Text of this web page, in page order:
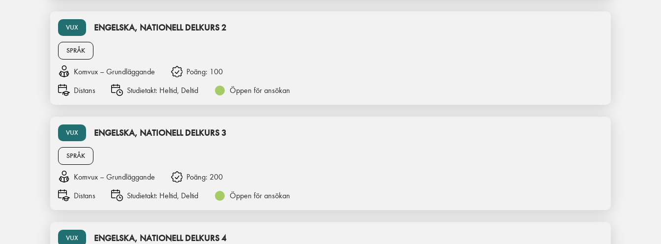
VUX ENGELSKA, NATIONELL DELKURS 2
SPRÅK
Komvux – Grundläggande Poäng: 100
Distans
Studietakt: Heltid, Deltid Öppen för ansökan
VUX ENGELSKA, NATIONELL DELKURS 3
SPRÅK
Komvux – Grundläggande Poäng: 200
Distans
Studietakt: Heltid, Deltid Öppen för ansökan
VUX ENGELSKA, NATIONELL DELKURS 4